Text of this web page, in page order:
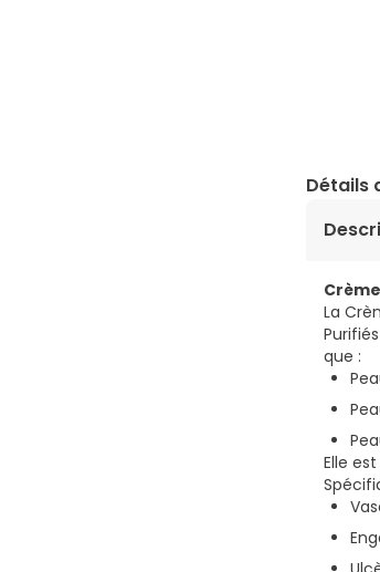
Détails
La
que :
Elle